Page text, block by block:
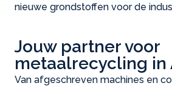
nieuwe grondstoffen voor de
Jouw partner voor
metaalrecycling in
Van afgeschreven machines en